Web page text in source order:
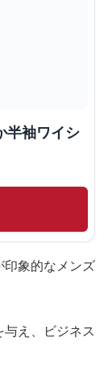
半袖ワイシ
印象的なメンズ
え、ビジネス